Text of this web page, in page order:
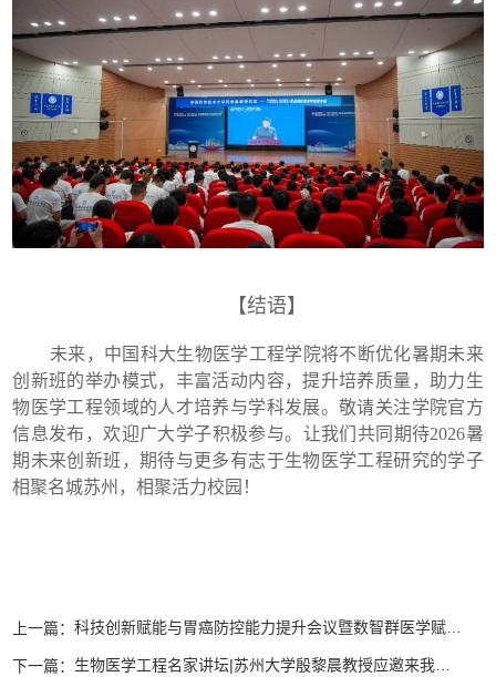
【结语】
未来，中国科大生物医学工程学院将不断优化暑期未来
创新班的举办模式，丰富活动内容，提升培养质量，助力生
物医学工程领域的人才培养与学科发展。敬请关注学院官方
信息发布，欢迎广大学子积极参与。让我们共同期待2026暑
期未来创新班，期待与更多有志于生物医学工程研究的学子
相聚名城苏州，相聚活力校园！
上一篇：
下一篇： ​生物医学工程名家讲坛|苏州大学殷黎晨教授应邀来我院开展学术讲座